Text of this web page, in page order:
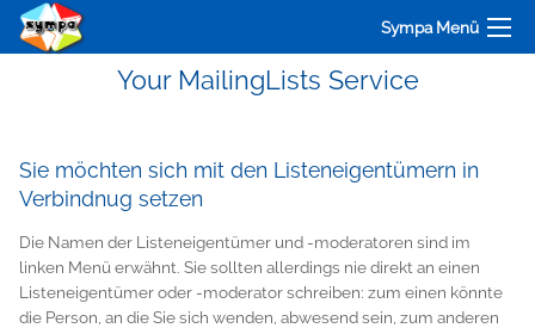
Sympa Menü
Your MailingLists Service
Sie möchten sich mit den Listeneigentümern in
Verbindnug setzen
Die Namen der Listeneigentümer und -moderatoren sind im
linken Menü erwähnt. Sie sollten allerdings nie direkt an einen
Listeneigentümer oder -moderator schreiben: zum einen könnte
die Person, an die Sie sich wenden, abwesend sein, zum anderen